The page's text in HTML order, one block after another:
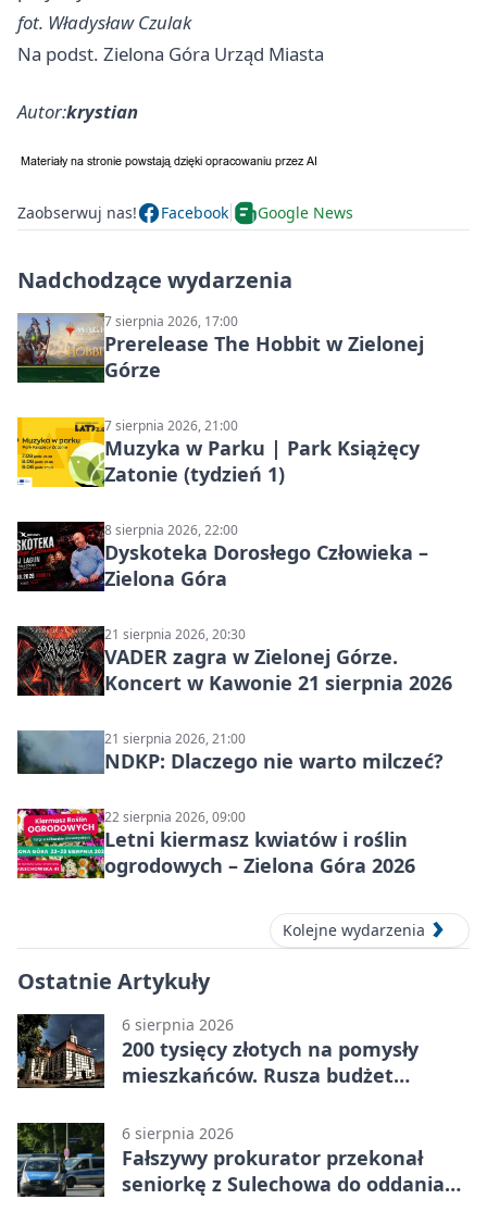
fot. Władysław Czulak
Na podst. Zielona Góra Urząd Miasta
Autor:krystian
Zaobserwuj nas! Facebook Google News
Nadchodzące wydarzenia
7 sierpnia 2026, 17:00
Prerelease The Hobbit w Zielonej
Górze
7 sierpnia 2026, 21:00
Muzyka w Parku | Park Książęcy
Zatonie (tydzień 1)
8 sierpnia 2026, 22:00
Dyskoteka Dorosłego Człowieka –
Zielona Góra
21 sierpnia 2026, 20:30
VADER zagra w Zielonej Górze.
Koncert w Kawonie 21 sierpnia 2026
21 sierpnia 2026, 21:00
NDKP: Dlaczego nie warto milczeć?
22 sierpnia 2026, 09:00
Letni kiermasz kwiatów i roślin
ogrodowych – Zielona Góra 2026
Kolejne wydarzenia
Ostatnie Artykuły
6 sierpnia 2026
200 tysięcy złotych na pomysły
mieszkańców. Rusza budżet
6 sierpnia 2026
Fałszywy prokurator przekonał
seniorkę z Sulechowa do oddania